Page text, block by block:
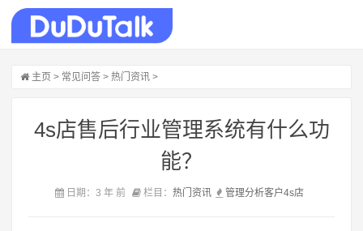
主页 > 常见问答 > 热门资讯 >
4s店售后行业管理系统有什么功
能？
日期：3 年 前 栏目： 热门资讯 管理分析客户4s店